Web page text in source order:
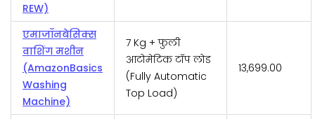
REW)
एमाजॉनबेसिक्स
वाशिंग मशीन
(AmazonBasics
Washing
Machine)
7 Kg + फुली
आटोमेटिक टॉप लोड
(Fully Automatic
Top Load)
₹13,699.00